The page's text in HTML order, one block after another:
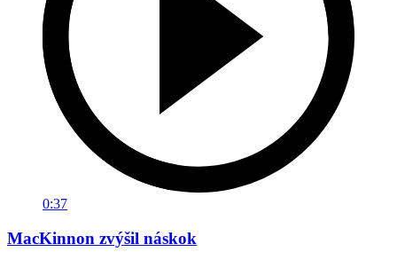
0:37
MacKinnon zvýšil náskok